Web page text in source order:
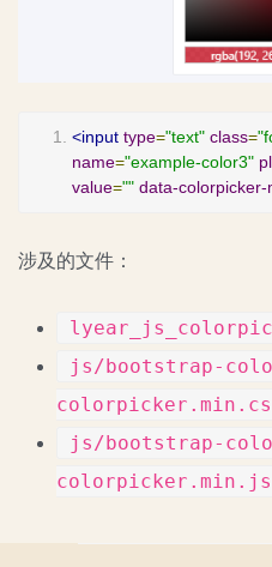
<input type="text" class=
name="example-color3"
value="" data-colorpicker-
涉及的文件：
js/bootstrap-
js/bootstrap-
colorpicker.min.js